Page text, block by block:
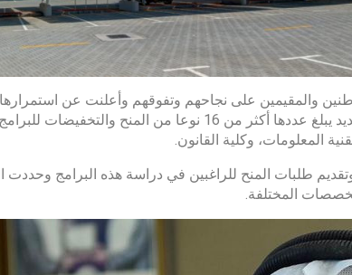
والمقيمين على نجاحهم وتفوقهم وأعلنت عن
للمتفوقين منهم في العام الأكاديمي الجديد يبلغ عددها أكثر من 16
المعلومات، وكلية القانون.
المختلفة.